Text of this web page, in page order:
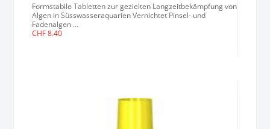
Formstabile Tabletten zur gezielten Langzeitbekämpfung von
Algen in Süsswasseraquarien Vernichtet Pinsel- und
Fadenalgen ...
CHF8.40